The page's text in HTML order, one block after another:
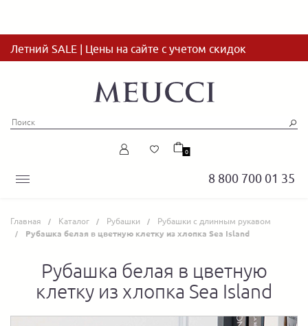
Летний SALE | Цены на сайте с учетом скидок
8 800 700 01 35
0
Главная Каталог Рубашки Рубашки с длинным рукавом
Рубашка белая в цветную клетку из хлопка Sea Island
Рубашка белая в цветную
клетку из хлопка Sea Island